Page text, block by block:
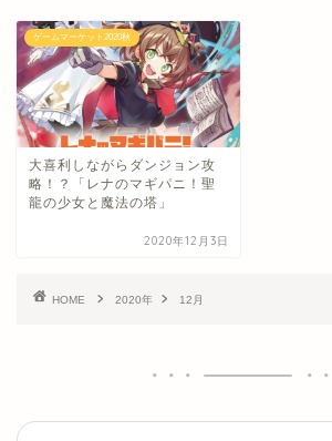
ゲームマーケット2020秋
大喜利しながらダンジョン攻
略！？「レナのマギパニ！聖
龍の少女と魔法の塔」
2020年12月3日
HOME 2020年 12月